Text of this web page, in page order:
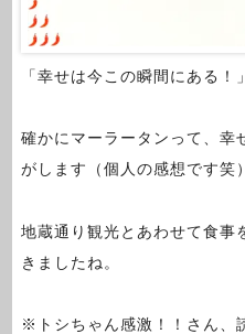
「幸せは今この瞬間にある！」
確かにマーラータンって、幸
がします（個人の感想です笑）
地蔵通り観光とあわせて食事
きましたね。
※トシちゃん感激！！さん、